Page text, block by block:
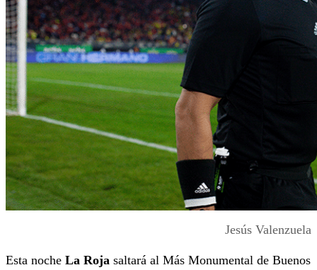
Jesús Valenzuela
Esta noche La Roja saltará al Más Monumental de Buenos